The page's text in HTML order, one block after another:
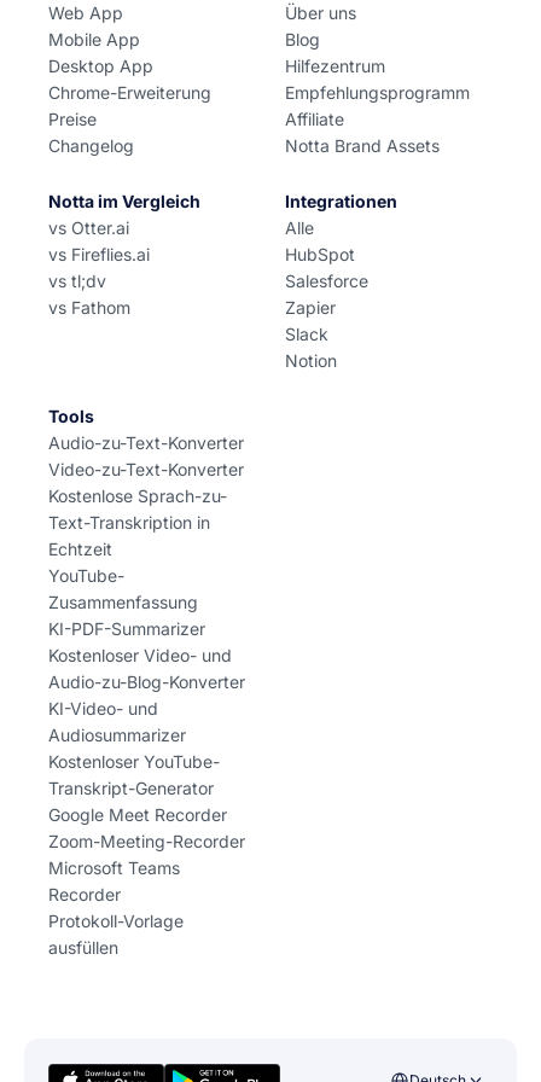
Web App
Mobile App
Desktop App
Chrome-Erweiterung
Preise
Changelog
Über uns
Blog
Hilfezentrum
Empfehlungsprogramm
Affiliate
Notta Brand Assets
Notta im Vergleich
vs Otter.ai
vs Fireflies.ai
vs tl;dv
vs Fathom
Integrationen
Alle
HubSpot
Salesforce
Zapier
Slack
Notion
Tools
Audio-zu-Text-Konverter
Video-zu-Text-Konverter
Kostenlose Sprach-zu-
Text-Transkription in
Echtzeit
YouTube-
Zusammenfassung
KI-PDF-Summarizer
Kostenloser Video- und
Audio-zu-Blog-Konverter
KI-Video- und
Audiosummarizer
Kostenloser YouTube-
Transkript-Generator
Google Meet Recorder
Zoom-Meeting-Recorder
Microsoft Teams
Recorder
Protokoll-Vorlage
ausfüllen